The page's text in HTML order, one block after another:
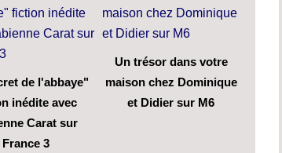
de l'abbaye"
inédite avec
Carat sur
France 3
Un trésor dans votre
maison chez Dominique
et Didier sur M6